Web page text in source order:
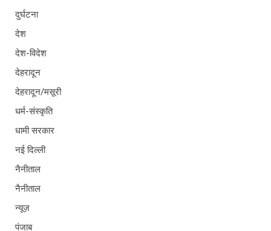
दुर्घटना
देश
देश-विदेश
देहरादून
देहरादून/मसूरी
धर्म-संस्कृति
धामी सरकार
नई दिल्ली
नैनीताल
नैनीताल
न्यूज़
पंजाब